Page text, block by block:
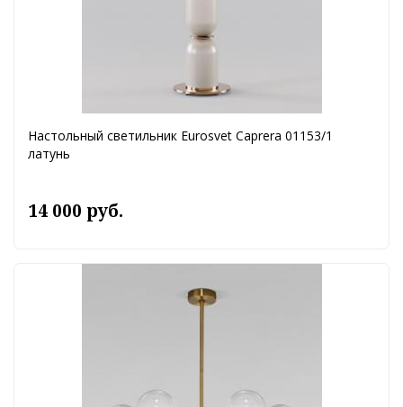
Настольный светильник Eurosvet Caprera 01153/1
латунь
14 000 руб.